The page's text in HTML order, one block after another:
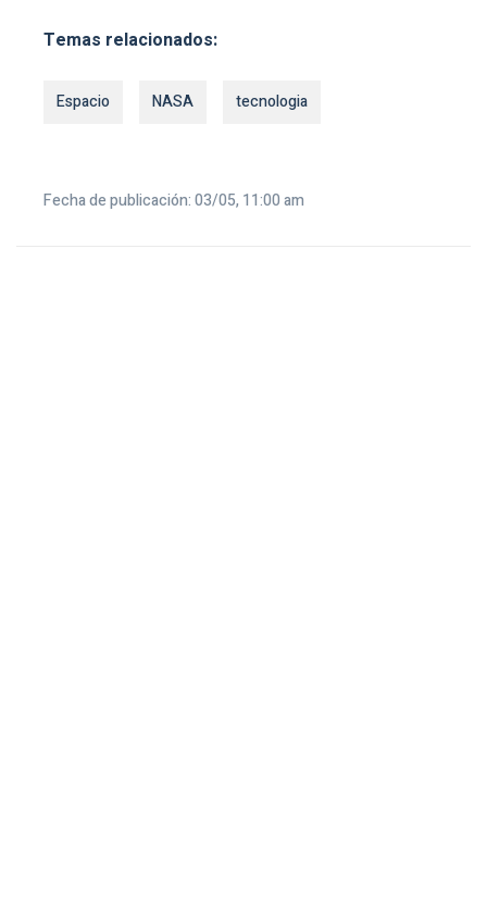
Temas relacionados:
Espacio NASA tecnologia
Fecha de publicación: 03/05, 11:00 am